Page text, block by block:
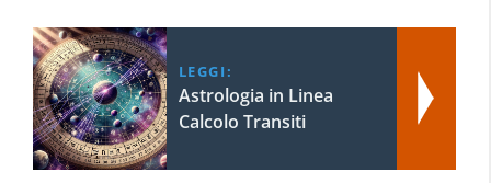
LEGGI:
Astrologia in Linea
Calcolo Transiti